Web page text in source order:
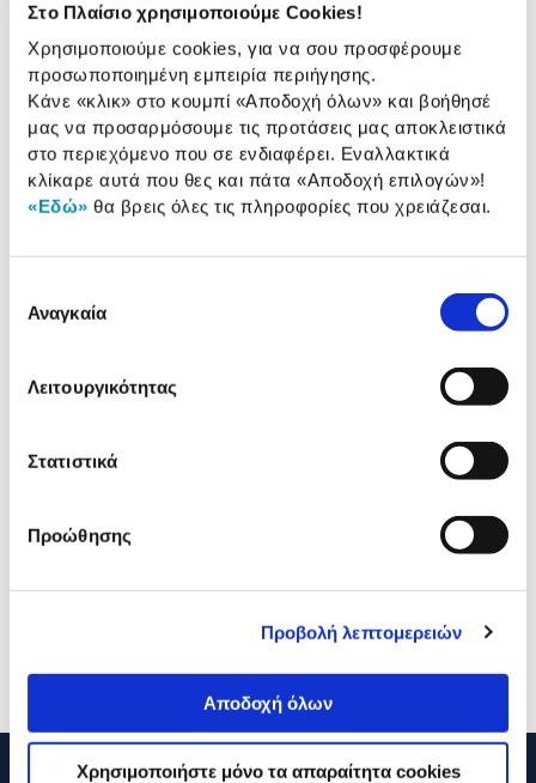
Στο Πλαίσιο χρησιμοποιούμε Cookies!
Χρησιμοποιούμε cookies, για να σου προσφέρουμε
προσωποποιημένη εμπειρία περιήγησης.
Κάνε «κλικ» στο κουμπί «Αποδοχή όλων» και βοήθησέ
μας να προσαρμόσουμε τις προτάσεις μας αποκλειστικά
στο περιεχόμενο που σε ενδιαφέρει. Εναλλακτικά
κλίκαρε αυτά που θες και πάτα «Αποδοχή επιλογών»!
«Εδώ» θα βρεις όλες τις πληροφορίες που χρειάζεσαι.
συγκατάθεσης
Αναγκαία
Λειτουργικότητας
Στατιστικά
Προώθησης
Προβολή λεπτομερειών
Αποδοχή όλων
Χρησιμοποιήστε μόνο τα απαραίτητα cookies
Προδιαγραφές
προϊόντος
Χαρακτηριστικά
Αξιολογήσεις
Αξιολογήσεις
Δες τι κλίκαραν όσοι είδαν το ίδιο
Sentio Γυαλί Tempered 2.5D
για Xiaomi Redmi 9C / 9 / 9A
Sentio Θήκη Clear για